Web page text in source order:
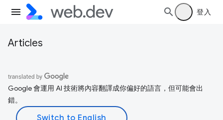
登入
Articles
Google 會運用 AI 技術將內容翻譯成你偏好的語言，但可能會出
錯。